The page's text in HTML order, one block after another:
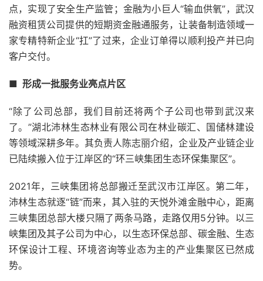
点，实现了安全生产监管；金融为小巨人“输血供氧”，武汉
融资租赁公司提供的短期资金融通服务，让装备制造领域一
家专精特新企业“扛”了过来，企业订单得以顺利投产并已向
客户交付。
■ 形成一批服务业亮点片区
“除了公司总部，我们目前还将两个子公司也带到武汉来
了。”湖北沛林生态林业有限公司在林业碳汇、国储林建设
等领域深耕多年。其负责人陈志丽介绍，企业及产业链企业
已陆续搬入位于江岸区的“环三峡集团生态环保集聚区”。
2021年，三峡集团将总部搬迁至武汉市江岸区。第二年，
沛林生态就逐“链”而来，其入驻的天悦外滩金融中心，距离
三峡集团总部大楼只隔了两条马路，走路仅用5分钟。以三
峡集团及其子公司为中心，以生态环保总部、碳金融、生态
环保设计工程、环境咨询等业态为主的产业集聚区已然成
势。